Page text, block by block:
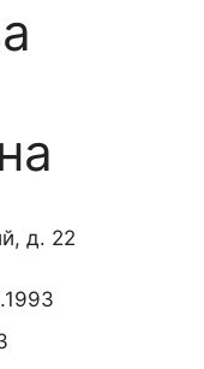
д. 22